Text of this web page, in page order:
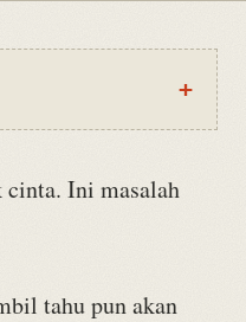
cinta. Ini masalah
tahu pun akan